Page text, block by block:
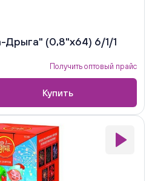
(0,8"х64) 6/1/1
Получить оптовый прайс
Купить